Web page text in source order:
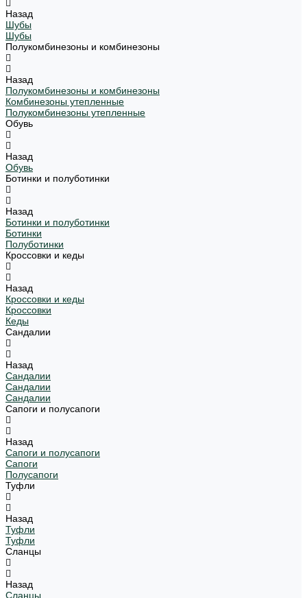
Назад
Шубы
Шубы
Полукомбинезоны и комбинезоны
Назад
Полукомбинезоны и комбинезоны
Комбинезоны утепленные
Полукомбинезоны утепленные
Обувь
Назад
Обувь
Ботинки и полуботинки
Назад
Ботинки и полуботинки
Ботинки
Полуботинки
Кроссовки и кеды
Назад
Кроссовки и кеды
Кроссовки
Кеды
Сандалии
Назад
Сандалии
Сандалии
Сандалии
Сапоги и полусапоги
Назад
Сапоги и полусапоги
Сапоги
Полусапоги
Туфли
Назад
Туфли
Туфли
Сланцы
Назад
Сланцы